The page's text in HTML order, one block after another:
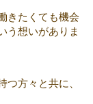
きたくても機会
う想いがありま
方々と共に、